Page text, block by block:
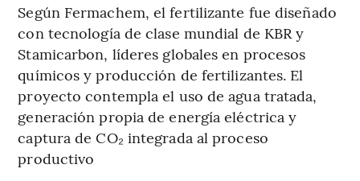
Según Fermachem, el fertilizante fue diseñado
con tecnología de clase mundial de KBR y
Stamicarbon, líderes globales en procesos
químicos y producción de fertilizantes. El
proyecto contempla el uso de agua tratada,
generación propia de energía eléctrica y
captura de CO₂ integrada al proceso
productivo